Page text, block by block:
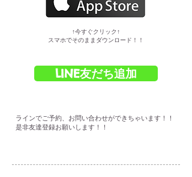
​↑今すぐクリック↑
スマホでそのままダウンロード！！
LINE友だち追加
ラインでご予約、お問い合わせができちゃいます！！
是非友達登録お願いします！！